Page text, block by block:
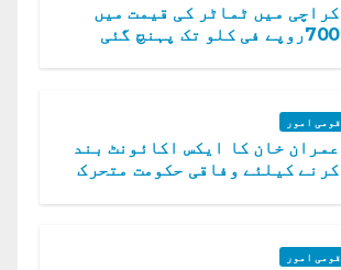
کراچی میں ٹماٹر کی قیمت میں
700روپے فی کلو تک پہنچ گئی
قومی امور
عمران خان کا ایکس اکائونٹ بند
کرنے کیلئے وفاقی حکومت متحرک
قومی امور